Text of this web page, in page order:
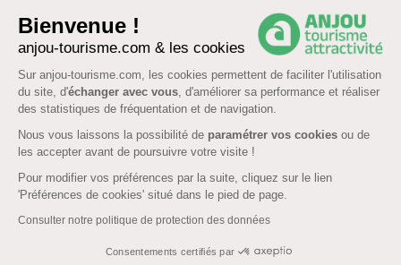
Bienvenue !
anjou-tourisme.com & les cookies
Sur anjou-tourisme.com, les cookies permettent de faciliter l'utilisation
du site, d'échanger avec vous, d'améliorer sa performance et réaliser
des statistiques de fréquentation et de navigation.
Nous vous laissons la possibilité de paramétrer vos cookies ou de
les accepter avant de poursuivre votre visite !
Pour modifier vos préférences par la suite, cliquez sur le lien
'Préférences de cookies' situé dans le pied de page.
Consulter notre politique de protection des données
Consentements certifiés par
Mentions légales Données personnelles-Cookies
Accessibilité : partiellement conforme